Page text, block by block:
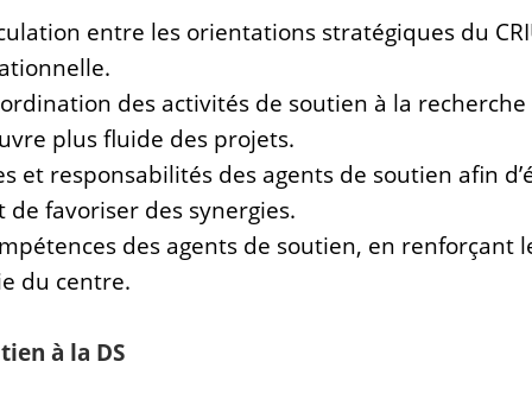
entre les orientations stratégiques du
des activités de soutien à la
plus fluide des projets.
et responsabilités des agents de soutien afin
de favoriser des synergies.
des agents de soutien, en renforçant
du centre.
à la DS